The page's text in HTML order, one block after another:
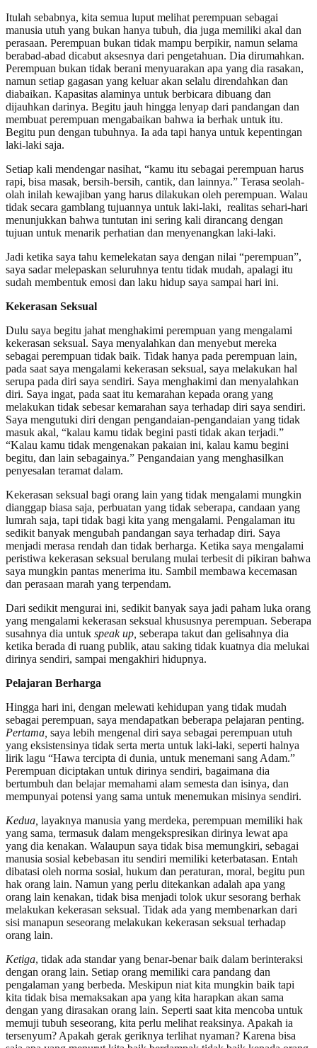
Itulah sebabnya, kita semua luput melihat perempuan sebagai
manusia utuh yang bukan hanya tubuh, dia juga memiliki akal dan
perasaan. Perempuan bukan tidak mampu berpikir, namun selama
berabad-abad dicabut aksesnya dari pengetahuan. Dia dirumahkan.
Perempuan bukan tidak berani menyuarakan apa yang dia rasakan,
namun setiap gagasan yang keluar akan selalu direndahkan dan
diabaikan. Kapasitas alaminya untuk berbicara dibuang dan
dijauhkan darinya. Begitu jauh hingga lenyap dari pandangan dan
membuat perempuan mengabaikan bahwa ia berhak untuk itu.
Begitu pun dengan tubuhnya. Ia ada tapi hanya untuk kepentingan
laki-laki saja.
Setiap kali mendengar nasihat, “kamu itu sebagai perempuan harus
rapi, bisa masak, bersih-bersih, cantik, dan lainnya.” Terasa seolah-
olah inilah kewajiban yang harus dilakukan oleh perempuan. Walau
tidak secara gamblang tujuannya untuk laki-laki, realitas sehari-hari
menunjukkan bahwa tuntutan ini sering kali dirancang dengan
tujuan untuk menarik perhatian dan menyenangkan laki-laki.
Jadi ketika saya tahu kemelekatan saya dengan nilai “perempuan”,
saya sadar melepaskan seluruhnya tentu tidak mudah, apalagi itu
sudah membentuk emosi dan laku hidup saya sampai hari ini.
Kekerasan Seksual
Dulu saya begitu jahat menghakimi perempuan yang mengalami
kekerasan seksual. Saya menyalahkan dan menyebut mereka
sebagai perempuan tidak baik. Tidak hanya pada perempuan lain,
pada saat saya mengalami kekerasan seksual, saya melakukan hal
serupa pada diri saya sendiri. Saya menghakimi dan menyalahkan
diri. Saya ingat, pada saat itu kemarahan kepada orang yang
melakukan tidak sebesar kemarahan saya terhadap diri saya sendiri.
Saya mengutuki diri dengan pengandaian-pengandaian yang tidak
masuk akal, “kalau kamu tidak begini pasti tidak akan terjadi.”
“Kalau kamu tidak mengenakan pakaian ini, kalau kamu begini
begitu, dan lain sebagainya.” Pengandaian yang menghasilkan
penyesalan teramat dalam.
Kekerasan seksual bagi orang lain yang tidak mengalami mungkin
dianggap biasa saja, perbuatan yang tidak seberapa, candaan yang
lumrah saja, tapi tidak bagi kita yang mengalami. Pengalaman itu
sedikit banyak mengubah pandangan saya terhadap diri. Saya
menjadi merasa rendah dan tidak berharga. Ketika saya mengalami
peristiwa kekerasan seksual berulang mulai terbesit di pikiran bahwa
saya mungkin pantas menerima itu. Sambil membawa kecemasan
dan perasaan marah yang terpendam.
Dari sedikit mengurai ini, sedikit banyak saya jadi paham luka orang
yang mengalami kekerasan seksual khususnya perempuan. Seberapa
susahnya dia untuk speak up, seberapa takut dan gelisahnya dia
ketika berada di ruang publik, atau saking tidak kuatnya dia melukai
dirinya sendiri, sampai mengakhiri hidupnya.
Pelajaran Berharga
Hingga hari ini, dengan melewati kehidupan yang tidak mudah
sebagai perempuan, saya mendapatkan beberapa pelajaran penting.
Pertama, saya lebih mengenal diri saya sebagai perempuan utuh
yang eksistensinya tidak serta merta untuk laki-laki, seperti halnya
lirik lagu “Hawa tercipta di dunia, untuk menemani sang Adam.”
Perempuan diciptakan untuk dirinya sendiri, bagaimana dia
bertumbuh dan belajar memahami alam semesta dan isinya, dan
mempunyai potensi yang sama untuk menemukan misinya sendiri.
Kedua, layaknya manusia yang merdeka, perempuan memiliki hak
yang sama, termasuk dalam mengekspresikan dirinya lewat apa
yang dia kenakan. Walaupun saya tidak bisa memungkiri, sebagai
manusia sosial kebebasan itu sendiri memiliki keterbatasan. Entah
dibatasi oleh norma sosial, hukum dan peraturan, moral, begitu pun
hak orang lain. Namun yang perlu ditekankan adalah apa yang
orang lain kenakan, tidak bisa menjadi tolok ukur sesorang berhak
melakukan kekerasan seksual. Tidak ada yang membenarkan dari
sisi manapun seseorang melakukan kekerasan seksual terhadap
orang lain.
Ketiga, tidak ada standar yang benar-benar baik dalam berinteraksi
dengan orang lain. Setiap orang memiliki cara pandang dan
pengalaman yang berbeda. Meskipun niat kita mungkin baik tapi
kita tidak bisa memaksakan apa yang kita harapkan akan sama
dengan yang dirasakan orang lain. Seperti saat kita mencoba untuk
memuji tubuh seseorang, kita perlu melihat reaksinya. Apakah ia
tersenyum? Apakah gerak geriknya terlihat nyaman? Karena bisa